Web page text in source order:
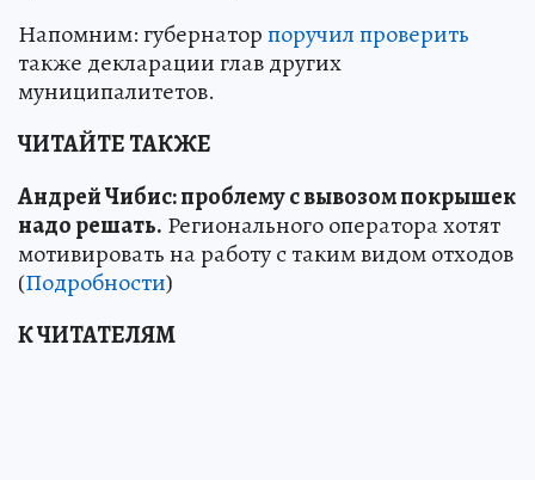
Напомним: губернаторпоручил проверить
также декларации глав других
муниципалитетов.
ЧИТАЙТЕ ТАКЖЕ
Андрей Чибис: проблему с вывозом покрышек
надо решать. Регионального оператора хотят
мотивировать на работу с таким видом отходов
(Подробности)
К ЧИТАТЕЛЯМ